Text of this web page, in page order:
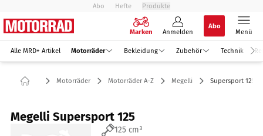
Abo Hefte Produkte
Marken Anmelden
Abo
Menü
Alle MRD+ Artikel Motorräder Bekleidung Zubehör Technik
Motorräder Motorräder A-Z Megelli Supersport 125
Megelli Supersport 125
125 cm³